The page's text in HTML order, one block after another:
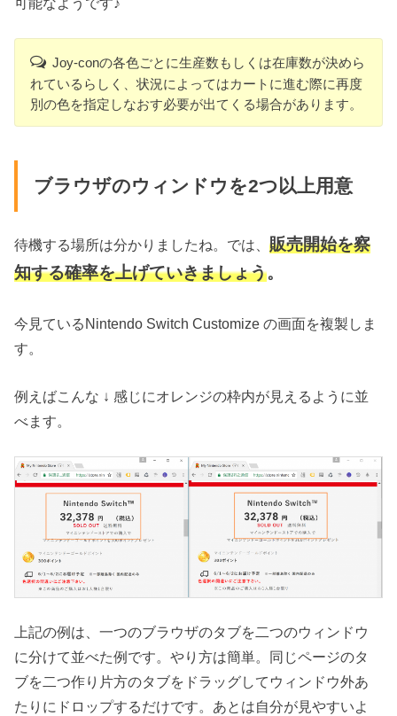
Joy-conの各色ごとに生産数もしくは在庫数が決めら
れているらしく、状況によってはカートに進む際に再度
別の色を指定しなおす必要が出てくる場合があります。
ブラウザのウィンドウを2つ以上用意
待機する場所は分かりましたね。では、販売開始を察
知する確率を上げていきましょう。
今見ているNintendo Switch Customize の画面を複製しま
す。
例えばこんな ↓ 感じにオレンジの枠内が見えるように並
べます。
上記の例は、一つのブラウザのタブを二つのウィンドウ
に分けて並べた例です。やり方は簡単。同じページのタ
ブを二つ作り片方のタブをドラッグしてウィンドウ外あ
たりにドロップするだけです。あとは自分が見やすいよ